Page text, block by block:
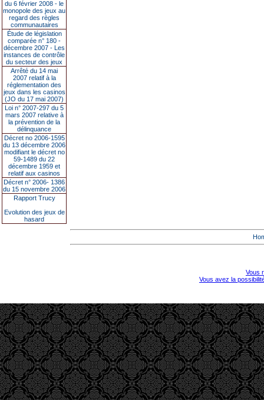
du 6 février 2008 - le
monopole des jeux au
regard des règles
communautaires
Étude de législation
comparée n° 180 -
décembre 2007 - Les
instances de contrôle
du secteur des jeux
Arrêté du 14 mai
2007 relatif à la
réglementation des
jeux dans les casinos
(JO du 17 mai 2007)
Loi n° 2007-297 du 5
mars 2007 relative à
la prévention de la
délinquance
Décret no 2006-1595
du 13 décembre 2006
modifiant le décret no
59-1489 du 22
décembre 1959 et
relatif aux casinos
Décret n° 2006- 1386
du 15 novembre 2006
Rapport Trucy
Evolution des jeux de
hasard
Vous
Vous avez la